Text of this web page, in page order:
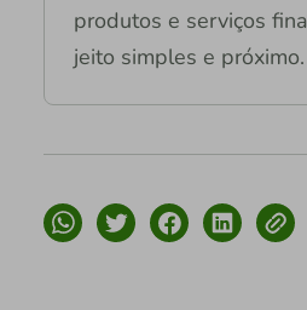
produtos e serviços
jeito simples e próximo.